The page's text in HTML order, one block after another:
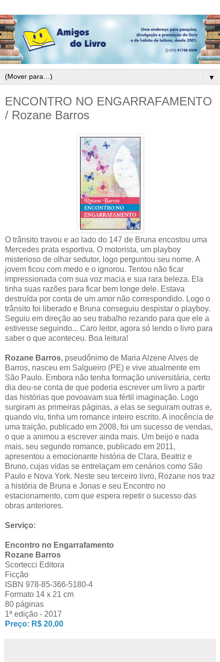
▼
ENCONTRO NO ENGARRAFAMENTO
/ Rozane Barros
O trânsito travou e ao lado do 147 de Bruna encostou uma
Mercedes prata esportiva. O motorista, um playboy
misterioso de olhar sedutor, logo perguntou seu nome. A
jovem ficou com medo e o ignorou. Tentou não ficar
impressionada com sua voz macia e sua rara beleza. Ela
tinha suas razões para ficar bem longe dele. Estava
destruída por conta de um amor não correspondido. Logo o
trânsito foi liberado e Bruna conseguiu despistar o playboy.
Seguiu em direção ao seu trabalho rezando para que ele a
estivesse seguindo... Caro leitor, agora só lendo o livro para
saber o que aconteceu. Boa leitura!
Rozane Barros, pseudônimo de Maria Alzene Alves de
Barros, nasceu em Salgueiro (PE) e vive atualmente em
São Paulo. Embora não tenha formação universitária, certo
dia deu-se conta de que poderia escrever um livro a partir
das histórias que povoavam sua fértil imaginação. Logo
surgiram as primeiras páginas, a elas se seguiram outras e,
quando viu, tinha um romance inteiro escrito. A inocência de
uma traição, publicado em 2008, foi um sucesso de vendas,
o que a animou a escrever ainda mais. Um beijo e nada
mais, seu segundo romance, publicado em 2011,
apresentou a emocionante história de Clara, Beatriz e
Bruno, cujas vidas se entrelaçam em cenários como São
Paulo e Nova York. Neste seu terceiro livro, Rozane nos traz
a história de Bruna e Jonas e seu Encontro no
estacionamento, com que espera repetir o sucesso das
obras anteriores.
Serviço:
Encontro no Engarrafamento
Rozane Barros
Scortecci Editora
Ficção
ISBN 978-85-366-5180-4
Formato 14 x 21 cm
80 páginas
1ª edição - 2017
Preço: R$ 20,00